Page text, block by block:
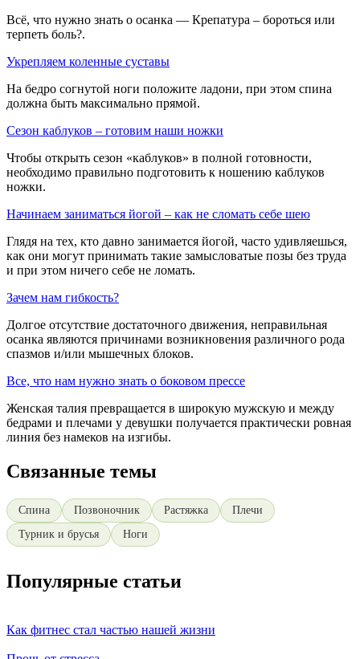
Всё, что нужно знать о осанка — Крепатура – бороться или
терпеть боль?.
Укрепляем коленные суставы
На бедро согнутой ноги положите ладони, при этом спина
должна быть максимально прямой.
Сезон каблуков – готовим наши ножки
Чтобы открыть сезон «каблуков» в полной готовности,
необходимо правильно подготовить к ношению каблуков
ножки.
Начинаем заниматься йогой – как не сломать себе шею
Глядя на тех, кто давно занимается йогой, часто удивляешься,
как они могут принимать такие замысловатые позы без труда
и при этом ничего себе не ломать.
Зачем нам гибкость?
Долгое отсутствие достаточного движения, неправильная
осанка являются причинами возникновения различного рода
спазмов и/или мышечных блоков.
Все, что нам нужно знать о боковом прессе
Женская талия превращается в широкую мужскую и между
бедрами и плечами у девушки получается практически ровная
линия без намеков на изгибы.
Связанные темы
Спина Позвоночник Растяжка
Плечи
Турник и брусья
Ноги
Популярные статьи
Как фитнес стал частью нашей жизни